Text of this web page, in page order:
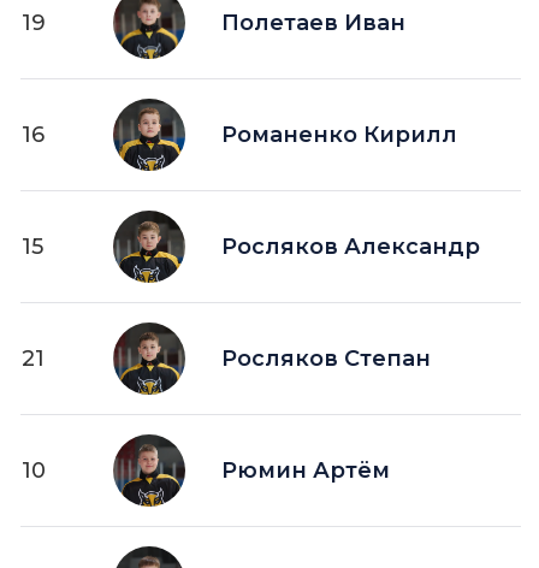
19 Полетаев Иван
16 Романенко Кирилл
15 Росляков Александр
21 Росляков Степан
10 Рюмин Артём